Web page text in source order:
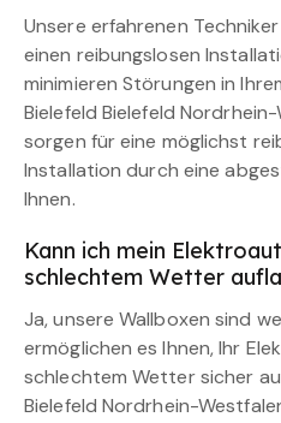
Unsere erfahrenen
einen reibungslosen
minimieren Störungen in
Bielefeld Bielefeld
sorgen für eine möglichst
Installation durch eine
Ihnen.
Kann ich mein
schlechtem Wetter
Ja, unsere Wallboxen sind
ermöglichen es Ihnen, Ihr
schlechtem Wetter sicher
Bielefeld Nordrhein-